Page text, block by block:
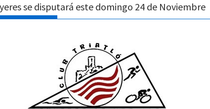
se disputará este domingo 24 de Noviembre